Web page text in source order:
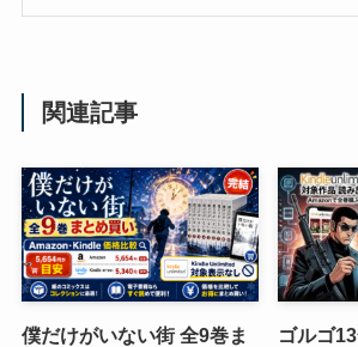
関連記事
僕だけがいない街 全9巻ま
ゴルゴ